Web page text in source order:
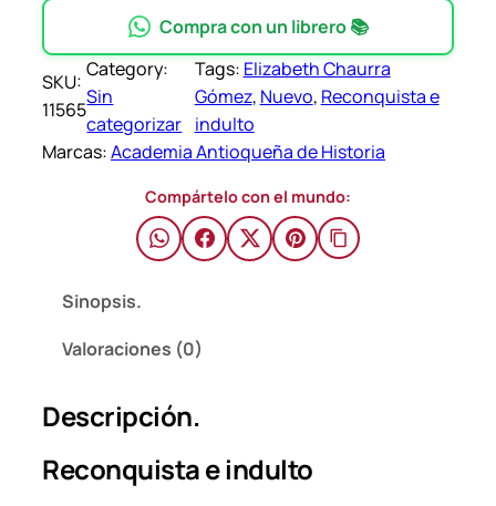
q
u
i
t
o
E
Compra con un librero 📚
SKU:
11565
Category:
Sin
categorizar
Tags: Elizabeth Chaurra
Gómez, Nuevo, Reconquista e
indulto
Marcas:Academia Antioqueña de Historia
Compártelo con el mundo:
Sinopsis.
Valoraciones (0)
Descripción.
Reconquista e indulto